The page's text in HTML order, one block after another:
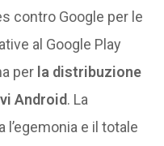
contro Google per le
al Google Play
per la distribuzione
Android. La
e il totale